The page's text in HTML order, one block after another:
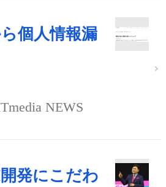
個人情報漏
NEWS
発にこだわ